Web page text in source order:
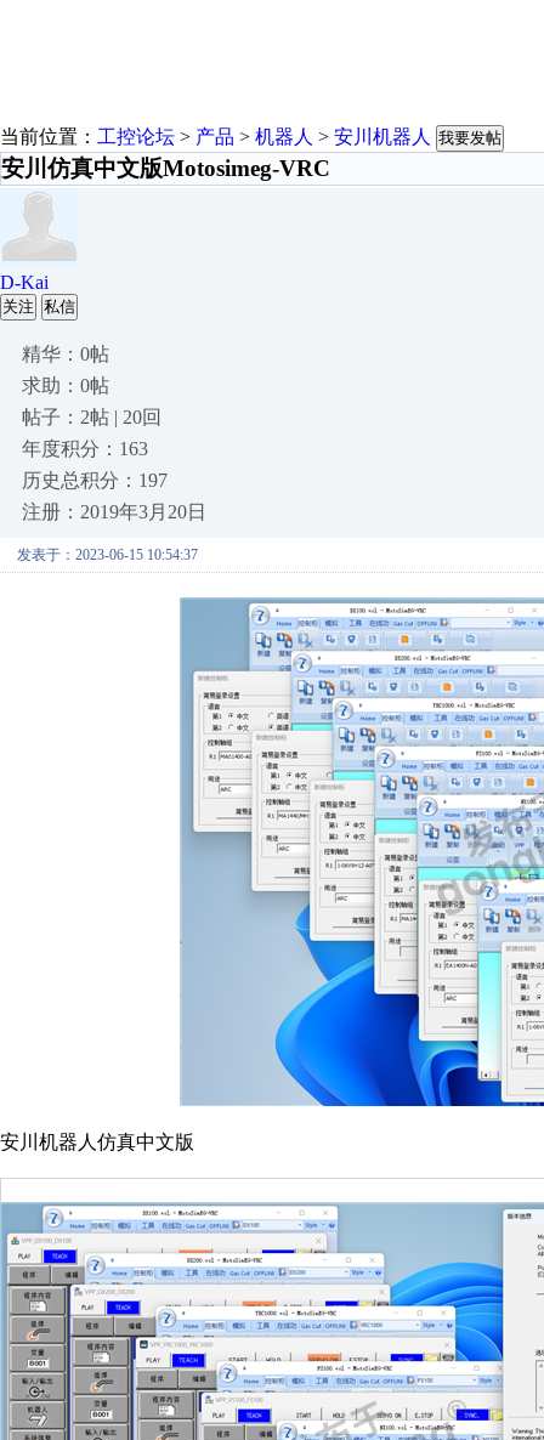
当前位置： 工控论坛 > 产品 > 机器人 > 安川机器人 我要发帖
安川仿真中文版Motosimeg-VRC
D-Kai
关注 私信
精华：0帖
求助：0帖
帖子：2帖 | 20回
年度积分：163
历史总积分：197
注册：2019年3月20日
发表于：2023-06-15 10:54:37
安川机器人仿真中文版